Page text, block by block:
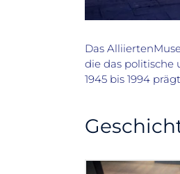
Das
die das politische
1945 bis 1994